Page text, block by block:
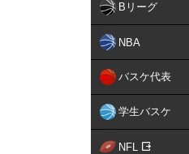
Bリーグ
NBA
バスケ代表
学生バスケ
NFL